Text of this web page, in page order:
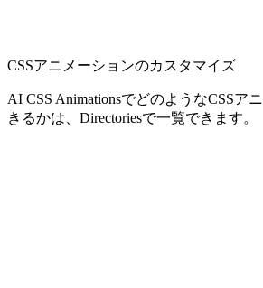
CSSアニメーションのカスタマイズ
AI CSS AnimationsでどのようなCSSア
きるかは、Directoriesで一覧できます。